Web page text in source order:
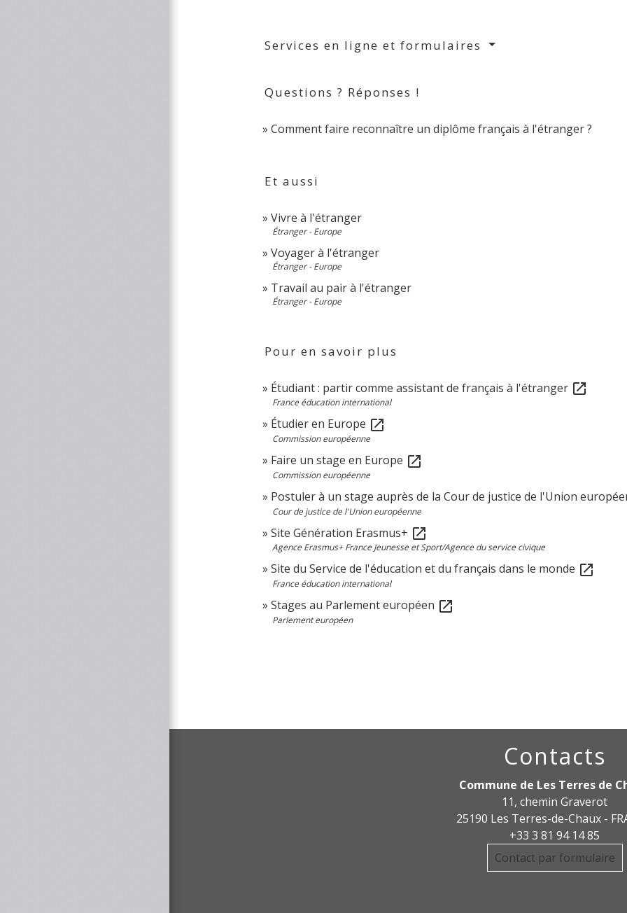
Services en ligne et formulaires
Questions ? Réponses !
Comment faire reconnaître un diplôme français à l'étranger ?
Et aussi
Vivre à l'étranger
Étranger - Europe
Voyager à l'étranger
Étranger - Europe
Travail au pair à l'étranger
Étranger - Europe
Pour en savoir plus
Étudiant : partir comme assistant de français à l'étranger open_in_new
France éducation international
Étudier en Europe open_in_new
Commission européenne
Faire un stage en Europe open_in_new
Commission européenne
Postuler à un stage auprès de la Cour de justice de l'Union
Cour de justice de l'Union européenne
Site Génération Erasmus+ open_in_new
Agence Erasmus+ France Jeunesse et Sport/Agence du service civique
Site du Service de l'éducation et du français dans le monde open_in_new
France éducation international
Stages au Parlement européen open_in_new
Parlement européen
Contacts
Commune de Les Terres de
11, chemin Graverot
25190 Les Terres-de-Chaux -
+33 3 81 94 14 85
Contact par formulaire